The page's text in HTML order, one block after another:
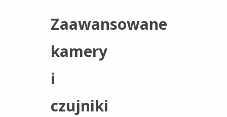
Zaawansowane
kamery
i
czujniki